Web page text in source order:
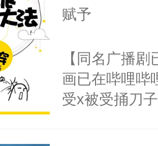
赋予
【同名广播
画已在哔哩哔
受x被受捅刀